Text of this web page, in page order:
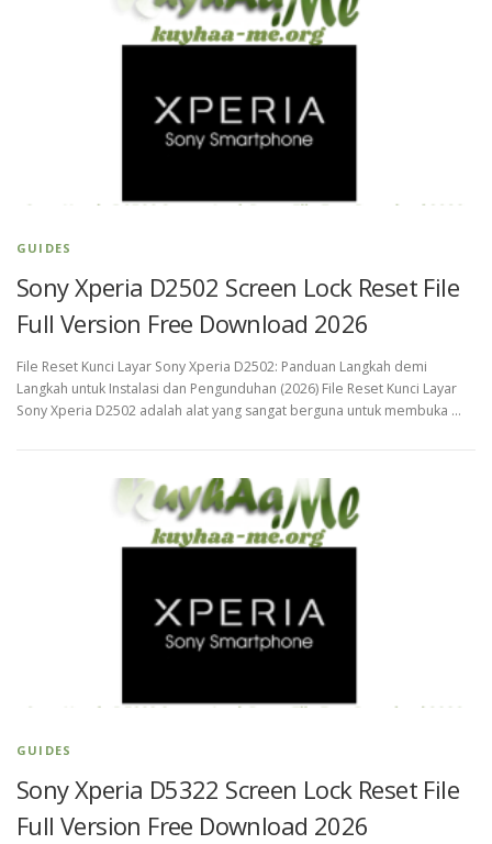
GUIDES
Sony Xperia D2502 Screen Lock Reset File
Full Version Free Download 2026
File Reset Kunci Layar Sony Xperia D2502: Panduan Langkah demi
Langkah untuk Instalasi dan Pengunduhan (2026) File Reset Kunci Layar
Sony Xperia D2502 adalah alat yang sangat berguna untuk membuka …
GUIDES
Sony Xperia D5322 Screen Lock Reset File
Full Version Free Download 2026